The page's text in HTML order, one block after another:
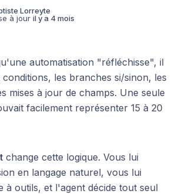
Lorreyte
à jour il y a 4 mois
automatisation "réfléchisse", il
les branches si/sinon, les
mises à jour de champs. Une seule
facilement représenter 15 à 20
change cette logique. Vous lui
en langage naturel, vous lui
à outils, et l'agent décide tout seul